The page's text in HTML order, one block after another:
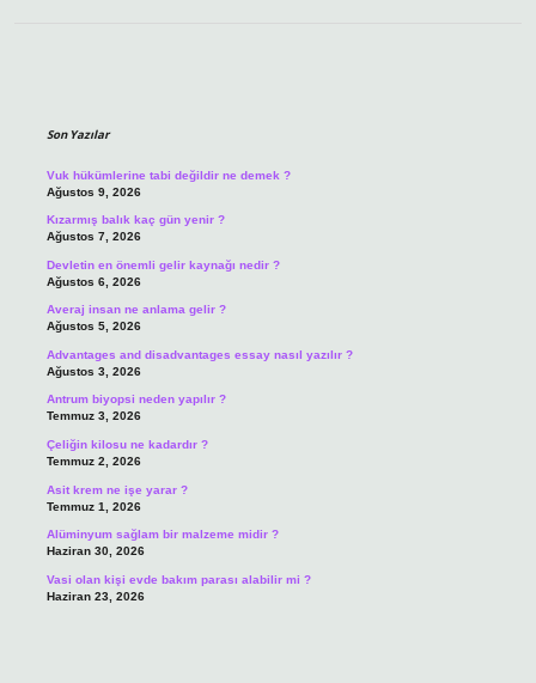
Son Yazılar
Vuk hükümlerine tabi değildir ne demek ?
Ağustos 9, 2026
Kızarmış balık kaç gün yenir ?
Ağustos 7, 2026
Devletin en önemli gelir kaynağı nedir ?
Ağustos 6, 2026
Averaj insan ne anlama gelir ?
Ağustos 5, 2026
Advantages and disadvantages essay nasıl yazılır ?
Ağustos 3, 2026
Antrum biyopsi neden yapılır ?
Temmuz 3, 2026
Çeliğin kilosu ne kadardır ?
Temmuz 2, 2026
Asit krem ne işe yarar ?
Temmuz 1, 2026
Alüminyum sağlam bir malzeme midir ?
Haziran 30, 2026
Vasi olan kişi evde bakım parası alabilir mi ?
Haziran 23, 2026